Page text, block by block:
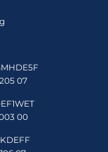
07
00